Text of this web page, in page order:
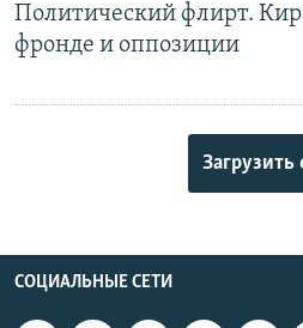
Политический флирт.
фронде и оппозиции
Загрузить
СОЦИАЛЬНЫЕ СЕТИ